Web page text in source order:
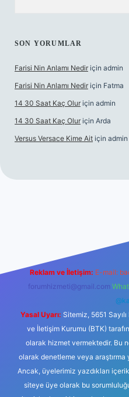
SON YORUMLAR
Farisi Nin Anlamı Nedir için admin
Farisi Nin Anlamı Nedir için Fatma
14 30 Saat Kaç Olur için admin
14 30 Saat Kaç Olur için Arda
Versus Versace Kime Ait için admin
Reklam ve İletişim: E-mail:
forumhizmeti@gmail.com
Yasal Uyarı: Sitemiz, 5651
ve İletişim Kurumu (BTK)
olarak hizmet vermektedir. Bu
olarak denetleme veya
Ancak, üyelerimiz yazdıkları
siteye üye olarak bu